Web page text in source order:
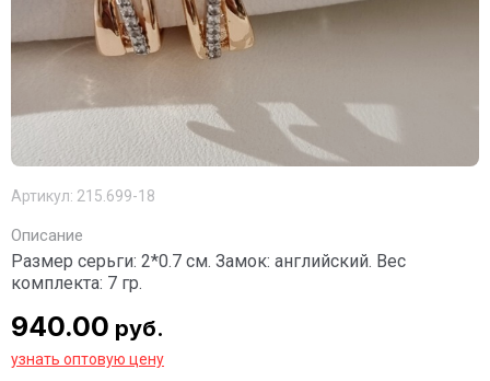
Артикул: 215.699-18
Описание
Размер серьги: 2*0.7 см. Замок: английский. Вес
комплекта: 7 гр.
940.00 руб.
узнать оптовую цену